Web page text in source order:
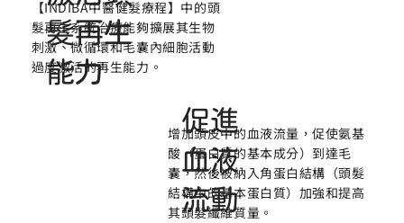
髮再生
能力
【INDIBA中醫健髮療程】中的頭
髮再生系統治療能夠擴展其生物
刺激、微循環和毛囊內細胞活動
過度激活的再生能力。
促進
血液
流動
增加頭皮中的血液流量，促使氨基
酸（蛋白質的基本成分）到達毛
囊，然後被納入角蛋白結構（頭髮
結構中的基本蛋白質）加強和提高
其頭髮纖維質量。